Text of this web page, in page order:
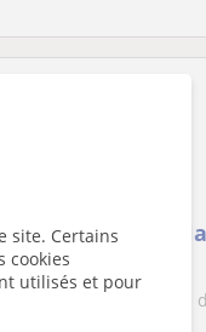
site. Certains
cookies
utilisés et pour
devoirs en
Enora, et je